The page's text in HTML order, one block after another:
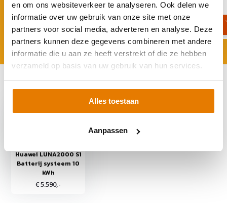
en om ons websiteverkeer te analyseren. Ook delen we
informatie over uw gebruik van onze site met onze
partners voor social media, adverteren en analyse. Deze
partners kunnen deze gegevens combineren met andere
informatie die u aan ze heeft verstrekt of die ze hebben
verzameld op basis van uw gebruik van hun services.
Alles toestaan
Aanpassen
€ 659,- € 930,95
Huawei LUNA2000 S1
Batterij systeem 10
kWh
€ 5.590,-